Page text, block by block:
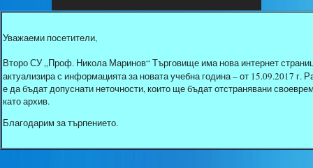
Уважаеми посетители,
Второ СУ „Проф. Никола Маринов“ Търговище има нова интернет
актуализира с информацията за новата учебна година – от 15.09.2017
е да бъдат допуснати неточности, които ще бъдат отстранявани
като архив.
Благодарим за търпението.